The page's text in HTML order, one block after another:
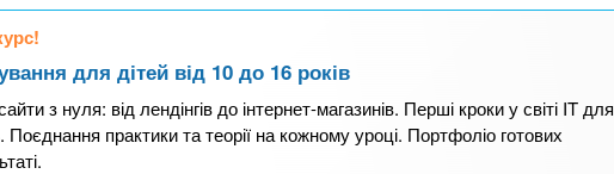
для дітей від 10 до 16 років
з нуля: від лендінгів до інтернет-магазинів. Перші кроки у світі IT для
Поєднання практики та теорії на кожному уроці. Портфоліо готових